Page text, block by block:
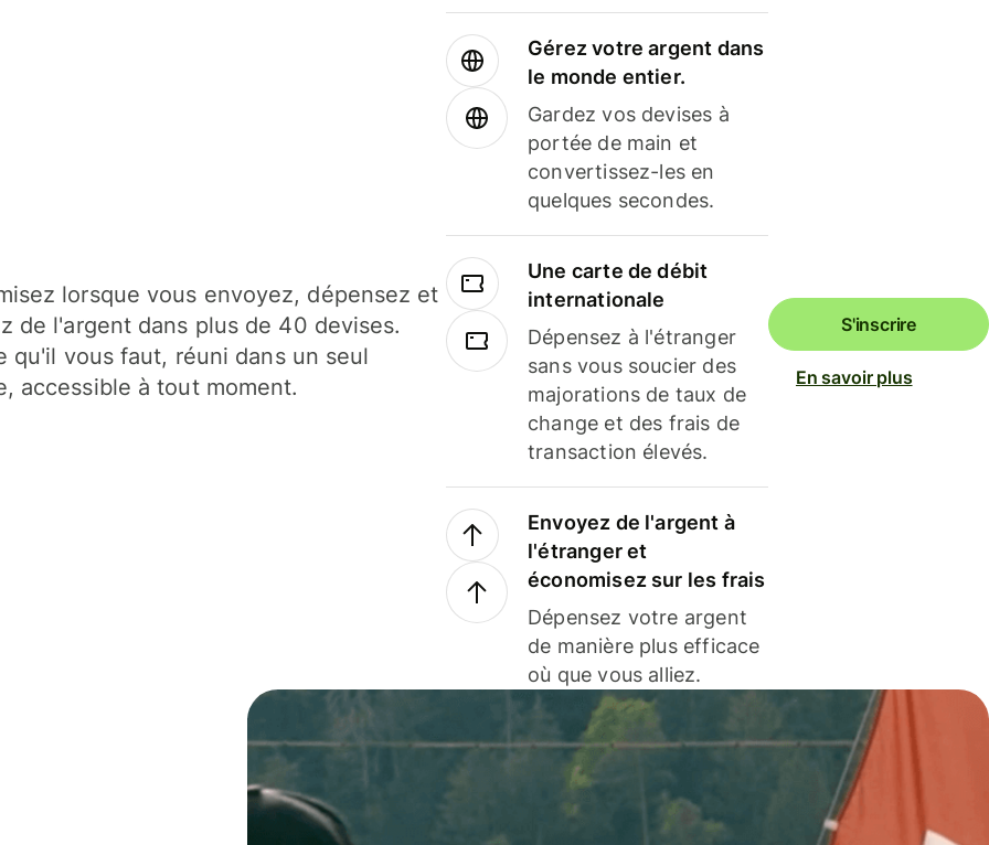
lorsque vous envoyez, dépensez et
de l'argent dans plus de 40 devises.
qu'il vous faut, réuni dans un seul
accessible à tout moment.
Gérez votre argent dans
le monde entier.
Gardez vos devises à
portée de main et
convertissez-les en
quelques secondes.
Une carte de débit
internationale
Dépensez à l'étranger
sans vous soucier des
majorations de taux de
change et des frais de
transaction élevés.
Envoyez de l'argent à
l'étranger et
économisez sur les frais
Dépensez votre argent
de manière plus efficace
où que vous alliez.
S'inscrire
En savoir plus